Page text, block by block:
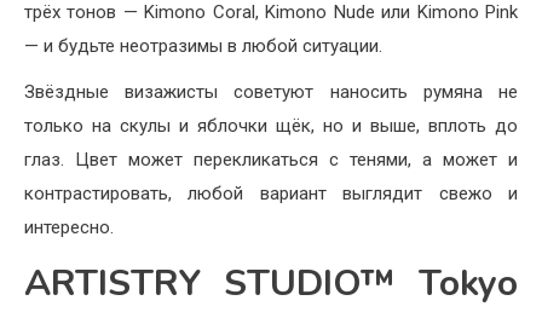
трёх тонов — Kimono Coral, Kimono Nude или Kimono Pink
— и будьте неотразимы в любой ситуации.
Звёздные визажисты советуют наносить румяна не
только на скулы и яблочки щёк, но и выше, вплоть до
глаз. Цвет может перекликаться с тенями, а может и
контрастировать, любой вариант выглядит свежо и
интересно.
ARTISTRY STUDIO™ Tokyo